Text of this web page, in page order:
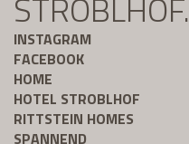
INSTAGRAM
FACEBOOK
HOME
HOTEL STROBLHOF
RITTSTEIN HOMES
SPANNEND